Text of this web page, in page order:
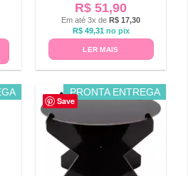
R$ 51,90
Em até 3x de R$ 17,30
R$49,31 no pix
LER MAIS
Save
PRONTA ENTREGA